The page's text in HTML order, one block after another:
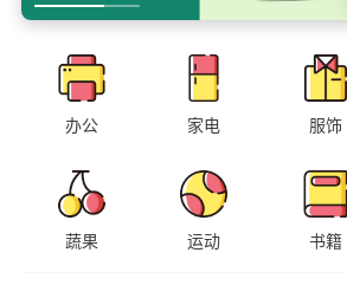
办公 家电 服饰
蔬果 运动 书籍